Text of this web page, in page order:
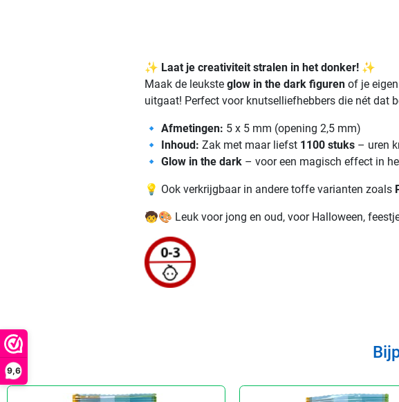
9,6
✨ Laat je creativiteit stralen in het donker!✨
Maak de leukste glow in the dark figurenof je eigen
uitgaat! Perfect voor knutselliefhebbers die nét dat
🔹 Afmetingen: 5 x 5 mm (opening 2,5 mm)
🔹
Inhoud: Zak met maar liefst 1100 stuks– uren
🔹 Glow in the dark– voor een magisch effect in
💡 Ook verkrijgbaar in andere toffe varianten zoals
🧒🎨 Leuk voor jong en oud, voor Halloween,